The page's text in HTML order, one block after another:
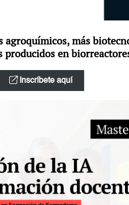
agroquímicos, más
producidos en
Inscríbete aquí